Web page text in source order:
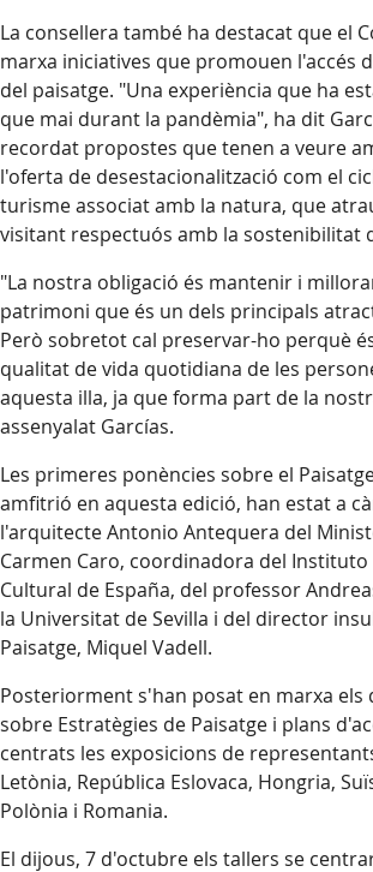
La consellera també ha destacat que el
marxa iniciatives que promouen l'accés
del paisatge. "Una experiència que ha
que mai durant la pandèmia", ha dit
recordat propostes que tenen a veure
l'oferta de desestacionalització com el
turisme associat amb la natura, que
visitant respectuós amb la sostenibilitat
"La nostra obligació és mantenir i
patrimoni que és un dels principals
Però sobretot cal preservar-ho perquè
qualitat de vida quotidiana de les
aquesta illa, ja que forma part de la
assenyalat Garcías.
Les primeres ponències sobre el
amfitrió en aquesta edició, han estat a
l'arquitecte Antonio Antequera del
Carmen Caro, coordinadora del
Cultural de España, del professor
la Universitat de Sevilla i del director
Paisatge, Miquel Vadell.
Posteriorment s'han posat en marxa els
sobre Estratègies de Paisatge i plans
centrats les exposicions de
Letònia, República Eslovaca, Hongria,
Polònia i Romania.
El dijous, 7 d'octubre els tallers se